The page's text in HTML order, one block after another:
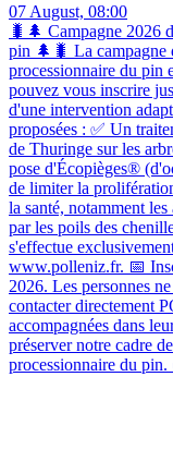
07 August, 08:00
🐛🌲 Campagne 2026
pin 🌲🐛 La campagne
processionnaire du pin
pouvez vous inscrire
d'une intervention
proposées : ✅ Un
de Thuringe sur les
pose d'Écopièges®
de limiter la
la santé, notamment
par les poils des
s'effectue
www.polleniz.fr. 📅
2026. Les personnes
contacter directement
accompagnées dans
préserver notre cadre
processionnaire du pin.